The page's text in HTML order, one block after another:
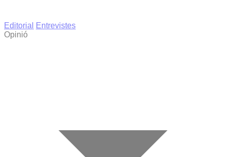
Editorial
Entrevistes
Opinió